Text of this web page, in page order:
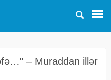
– Muraddan illər